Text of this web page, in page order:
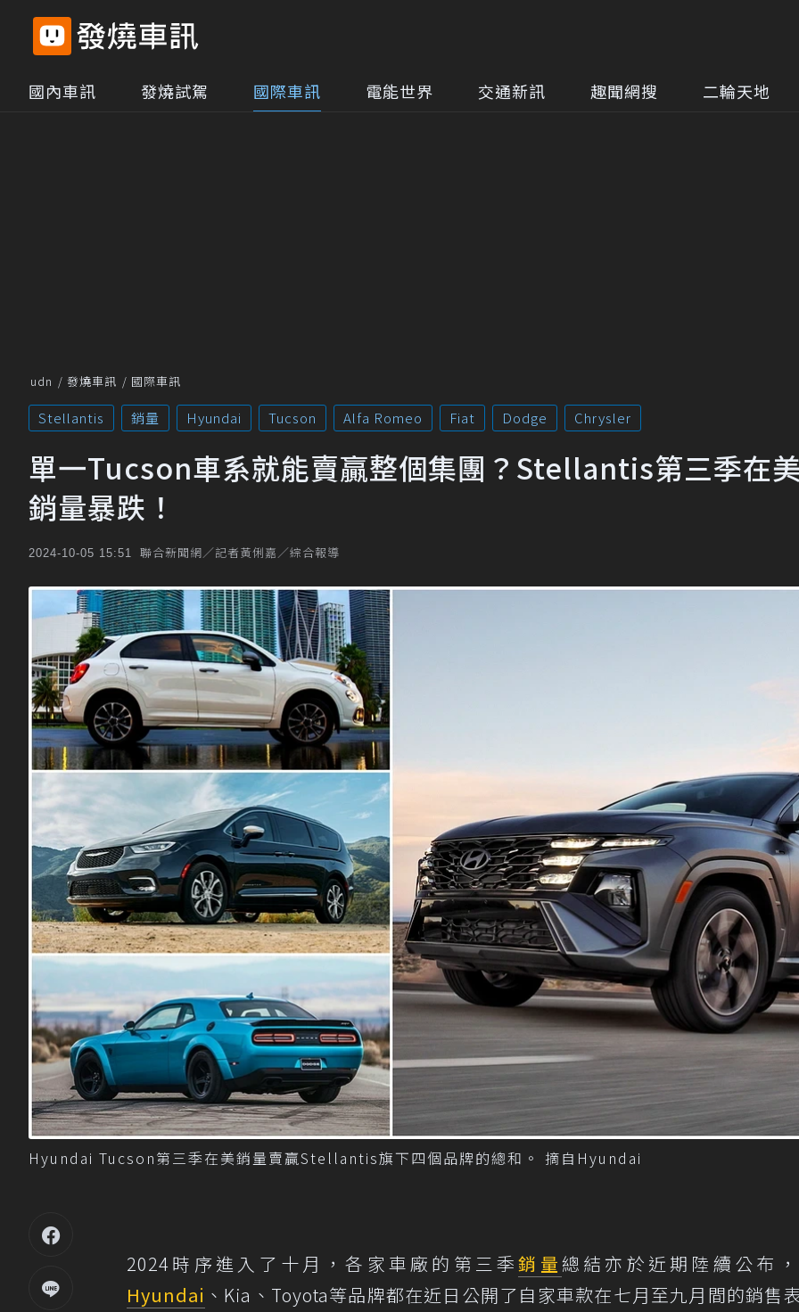
國內車訊 發燒試駕 國際車訊 電能世界 交通新訊 趣聞網搜 二輪天地
udn 發燒車訊 國際車訊
Stellantis 銷量 Hyundai Tucson Alfa Romeo Fiat Dodge Chrysler
單一Tucson車系就能賣贏整個集團？Stellantis第三季在
銷量暴跌！
2024-10-05 15:51 聯合新聞網／記者黃俐嘉／綜合報導
Hyundai Tucson第三季在美銷量賣贏Stellantis旗下四個品牌的總和。 摘自Hyundai
2024時序進入了十月，各家車廠的第三季銷量總結亦於近期陸續公布
Hyundai 、Kia、Toyota等品牌都在近日公開了自家車款在七月至九月間的銷售